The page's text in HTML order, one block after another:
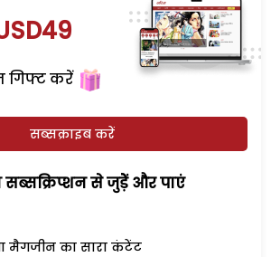
गिफ्ट करें
सब्सक्राइब करें
सब्सक्रिप्शन से जुड़ेें और पाएं
मैगजीन का सारा कंटेंट